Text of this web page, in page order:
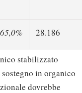
65,0% 28.186
stabilizzato
in organico
dovrebbe